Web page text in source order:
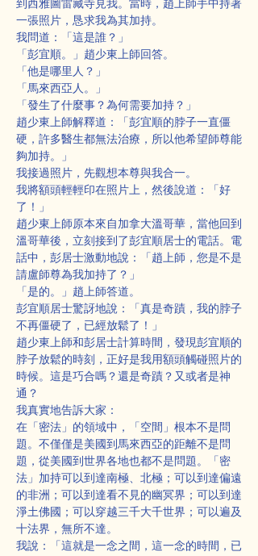
到西雅圖雷藏寺見我。當時，趙上師手中持著
一張照片，恳求我為其加持。
我問道：「這是誰？」
「彭宜順。」趙少東上師回答。
「他是哪里人？」
「馬來西亞人。」
「發生了什麼事？為何需要加持？」
趙少東上師解釋道：「彭宜順的脖子一直僵
硬，許多醫生都無法治療，所以他希望師尊能
夠加持。」
我接過照片，先觀想本尊與我合一。
我將額頭輕輕印在照片上，然後說道：「好
了！」
趙少東上師原本來自加拿大溫哥華，當他回到
溫哥華後，立刻接到了彭宜順居士的電話。電
話中，彭居士激動地說：「趙上師，您是不是
請盧師尊為我加持了？」
「是的。」趙上師答道。
彭宜順居士驚訝地說：「真是奇蹟，我的脖子
不再僵硬了，已經放鬆了！」
趙少東上師和彭居士計算時間，發現彭宜順的
脖子放鬆的時刻，正好是我用額頭觸碰照片的
時候。這是巧合嗎？還是奇蹟？又或者是神
通？
我真實地告訴大家：
在「密法」的領域中，「空間」根本不是問
題。不僅僅是美國到馬來西亞的距離不是問
題，從美國到世界各地也都不是問題。「密
法」加持可以到達南極、北極；可以到達偏遠
的非洲；可以到達看不見的幽冥界；可以到達
淨土佛國；可以穿越三千大千世界；可以遍及
十法界，無所不達。
我說：「這就是一念之間，這一念的時間，已